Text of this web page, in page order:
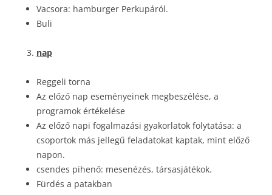
Vacsora: hamburger Perkupáról.
Buli
nap
Reggeli torna
Az előző nap eseményeinek megbeszélése, a
programok értékelése
Az előző napi fogalmazási gyakorlatok folytatása: a
csoportok más jellegű feladatokat kaptak, mint előző
napon.
csendes pihenő: mesenézés, társasjátékok.
Fürdés a patakban